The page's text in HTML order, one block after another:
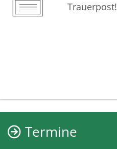
Trauerpost!
Termine